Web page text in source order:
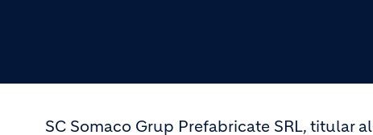
SC Somaco Grup Prefabricate SRL, titular